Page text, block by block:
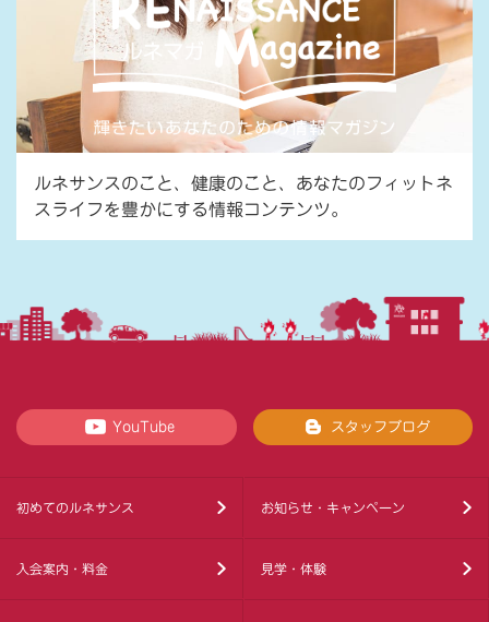
ルネサンスのこと、健康のこと、あなたのフィットネ
スライフを豊かにする情報コンテンツ。
YouTube スタッフブログ
初めてのルネサンス お知らせ・キャンペーン
入会案内・料金 見学・体験